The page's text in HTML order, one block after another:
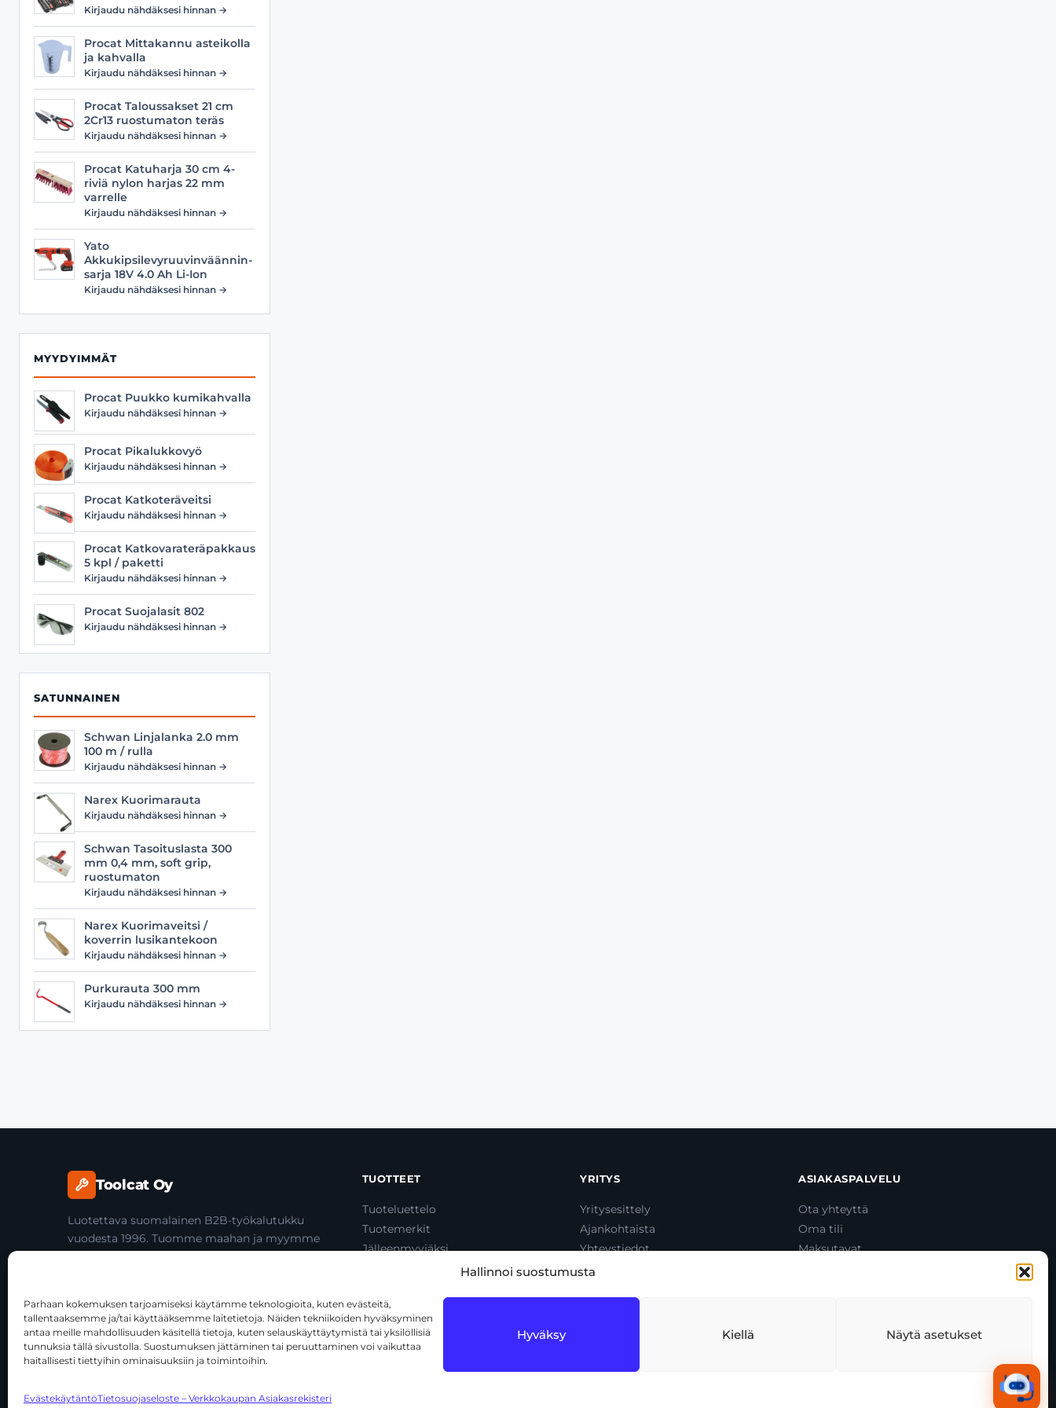
Hallinnoi suostumusta
Parhaan kokemuksen tarjoamiseksi käytämme teknologioita, kuten evästeitä,
tallentaaksemme ja/tai käyttääksemme laitetietoja. Näiden tekniikoiden hyväksyminen
antaa meille mahdollisuuden käsitellä tietoja, kuten selauskäyttäytymistä tai yksilöllisiä
tunnuksia tällä sivustolla. Suostumuksen jättäminen tai peruuttaminen voi vaikuttaa
haitallisesti tiettyihin ominaisuuksiin ja toimintoihin.
Hyväksy Kiellä Näytä asetukset
EvästekäytäntöTietosuojaseloste – Verkkokaupan Asiakasrekisteri
Vyöt
Kirjaudu nähdäksesi hinnan →
Procat Mittakannu asteikolla
ja kahvalla
Kirjaudu nähdäksesi hinnan →
Procat Taloussakset 21 cm
2Cr13 ruostumaton teräs
Kirjaudu nähdäksesi hinnan →
Procat Katuharja 30 cm 4-
riviä nylon harjas 22 mm
varrelle
Kirjaudu nähdäksesi hinnan →
Yato
Akkukipsilevyruuvinväännin-
sarja 18V 4.0 Ah Li-Ion
Kirjaudu nähdäksesi hinnan →
MYYDYIMMÄT
Procat Puukko kumikahvalla
Kirjaudu nähdäksesi hinnan →
Procat Pikalukkovyö
Kirjaudu nähdäksesi hinnan →
Procat Katkoteräveitsi
Kirjaudu nähdäksesi hinnan →
Procat Katkovarateräpakkaus
5 kpl / paketti
Kirjaudu nähdäksesi hinnan →
Procat Suojalasit 802
Kirjaudu nähdäksesi hinnan →
SATUNNAINEN
Schwan Linjalanka 2.0 mm
100 m / rulla
Kirjaudu nähdäksesi hinnan →
Narex Kuorimarauta
Kirjaudu nähdäksesi hinnan →
Schwan Tasoituslasta 300
mm 0,4 mm, soft grip,
ruostumaton
Kirjaudu nähdäksesi hinnan →
Narex Kuorimaveitsi /
koverrin lusikantekoon
Kirjaudu nähdäksesi hinnan →
Purkurauta 300 mm
Kirjaudu nähdäksesi hinnan →
Toolcat Oy
Luotettava suomalainen B2B-työkalutukku
vuodesta 1996. Tuomme maahan ja myymme
TUOTTEET
Tuoteluettelo
Tuotemerkit
Jälleenmyyjäksi
YRITYS
Yritysesittely
Ajankohtaista
Yhteystiedot
ASIAKASPALVELU
Ota yhteyttä
Oma tili
Maksutavat
asiakaspalvelu@toolcat.fi
© 2026 Toolcat Oy · Y-tunnus 1059567-7 · Kalustetie 1, 01720 Vantaa